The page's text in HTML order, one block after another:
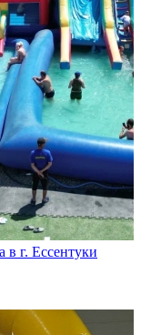
в г. Ессентуки